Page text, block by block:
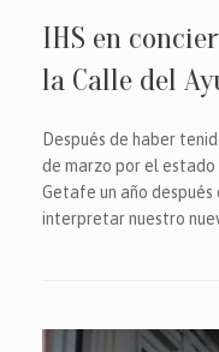
IHS en
la Calle del
Después de haber
de marzo por el estado
Getafe un año
interpretar nuestro